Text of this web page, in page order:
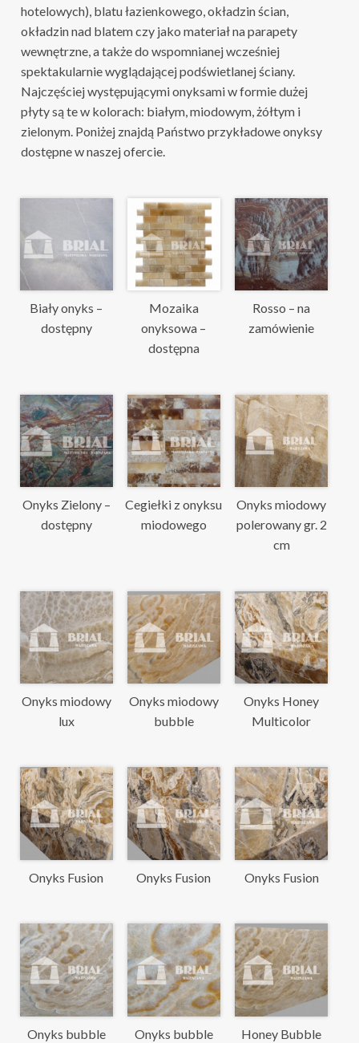
hotelowych), blatu łazienkowego, okładzin ścian,
okładzin nad blatem czy jako materiał na parapety
wewnętrzne, a także do wspomnianej wcześniej
spektakularnie wyglądającej podświetlanej ściany.
Najczęściej występującymi onyksami w formie dużej
płyty są te w kolorach: białym, miodowym, żółtym i
zielonym. Poniżej znajdą Państwo przykładowe onyksy
dostępne w naszej ofercie.
Biały onyks –
dostępny
Mozaika
onyksowa –
dostępna
Rosso – na
zamówienie
Onyks Zielony –
dostępny
Cegiełki z onyksu
miodowego
Onyks miodowy
polerowany gr. 2
cm
Onyks miodowy
lux
Onyks miodowy
bubble
Onyks Honey
Multicolor
Onyks Fusion Onyks Fusion Onyks Fusion
Onyks bubble
Onyks bubble
Honey Bubble